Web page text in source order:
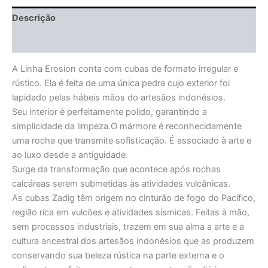
Descrição
A Linha Erosion conta com cubas de formato irregular e
rústico. Ela é feita de uma única pedra cujo exterior foi
lapidado pelas hábeis mãos do artesãos indonésios.
Seu interior é perfeitamente polido, garantindo a
simplicidade da limpeza.O mármore é reconhecidamente
uma rocha que transmite sofisticação. É associado à arte e
ao luxo desde a antiguidade.
Surge da transformação que acontece após rochas
calcáreas serem submetidas às atividades vulcânicas.
As cubas Zadig têm origem no cinturão de fogo do Pacífico,
região rica em vulcões e atividades sísmicas. Feitas à mão,
sem processos industriais, trazem em sua alma a arte e a
cultura ancestral dos artesãos indonésios que as produzem
conservando sua beleza rústica na parte externa e o